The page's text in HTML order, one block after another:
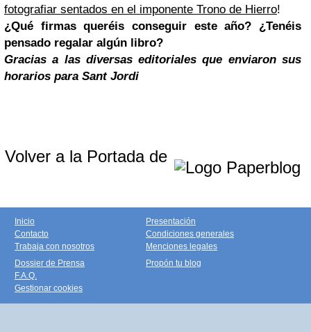
fotografiar sentados en el imponente Trono de Hierro!
¿Qué firmas queréis conseguir este año? ¿Tenéis
pensado regalar algún libro?
Gracias a las diversas editoriales que enviaron sus
horarios para Sant Jordi
Volver a la Portada de
Inicio
Contacto
Trabaja con nosotros
Presentación
Condiciones generales
Menciones legales
Dossier de Prensa
F.A.Q.
Gestionar cookies
Propón tu blog